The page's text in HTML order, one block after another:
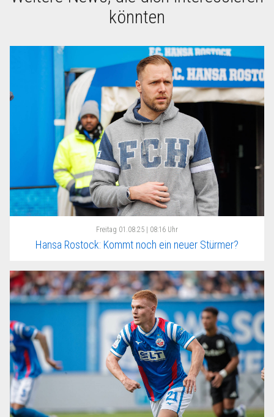
könnten
Freitag 01.08.25 | 08:16 Uhr
Hansa Rostock: Kommt noch ein neuer Stürmer?